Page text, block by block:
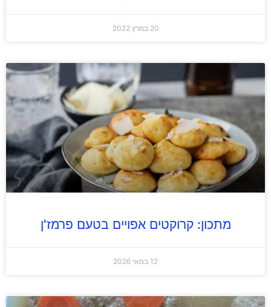
20 במרץ 2022
מתכון: קרוקטים אפויים בטעם פרמז'ן
12 במאי 2026